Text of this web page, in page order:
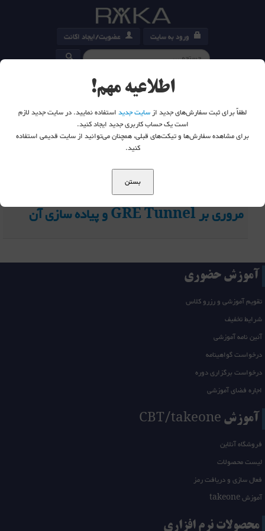
ورود به سایت عضویت/ایجاد اکانت
کارت خرید
شما اینجا هستید:خانه تگ ها tunnel source - رایکا امپرا
مروری بر GRE Tunnel و پیاده سازی آن
آموزش حضوری
تقویم آموزشی و رزرو کلاس
شرایط تخفیف
آئین نامه آموزشی
درخواست گواهینامه
درخواست برگزاری دوره
اجاره فضای آموزشی
آموزش CBT/takeone
فروشگاه آنلاین
لیست محصولات
فعال سازی و دریافت رمز
آموزش takeone
محصولات نرم افزاری
اطلاعیه مهم!
لطفاً برای ثبت سفارش‌های جدید ازسایت جدیداستفاده نمایید. در سایت جدید لازم
است یک حساب کاربری جدید ایجاد کنید.
برای مشاهده سفارش‌ها و تیکت‌های قبلی، همچنان می‌توانید از سایت قدیمی استفاده
کنید.
بستن